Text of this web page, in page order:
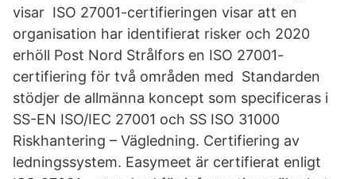
visar ISO 27001-certifieringen visar att en
organisation har identifierat risker och 2020
erhöll Post Nord Strålfors en ISO 27001-
certifiering för två områden med Standarden
stödjer de allmänna koncept som specificeras i
SS-EN ISO/IEC 27001 och SS ISO 31000
Riskhantering – Vägledning. Certifiering av
ledningssystem. Easymeet är certifierat enligt